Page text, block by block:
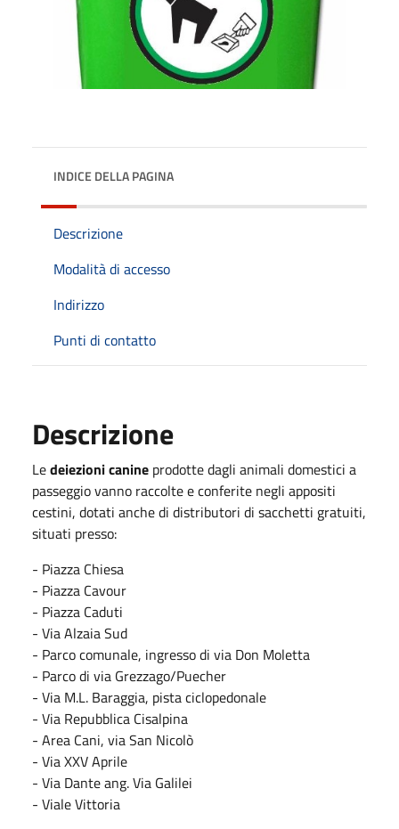
INDICE DELLA PAGINA
Descrizione
Modalità di accesso
Indirizzo
Punti di contatto
Descrizione
Ledeiezioni canine prodotte dagli animali domestici a
passeggio vanno raccolte e conferite negli appositi
cestini, dotati anche di distributori di sacchetti gratuiti,
situati presso:
- Piazza Chiesa
- Piazza Cavour
- Piazza Caduti
- Via Alzaia Sud
- Parco comunale, ingresso di via Don Moletta
- Parco di via Grezzago/Puecher
- Via M.L. Baraggia, pista ciclopedonale
- Via Repubblica Cisalpina
- Area Cani, via San Nicolò
- Via XXV Aprile
- Via Dante ang. Via Galilei
- Viale Vittoria